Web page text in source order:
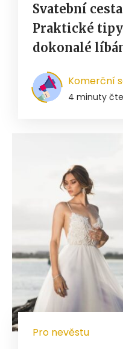
Svatební
Praktické
dokonalé
Komerční
4 minuty
Pro nevěstu